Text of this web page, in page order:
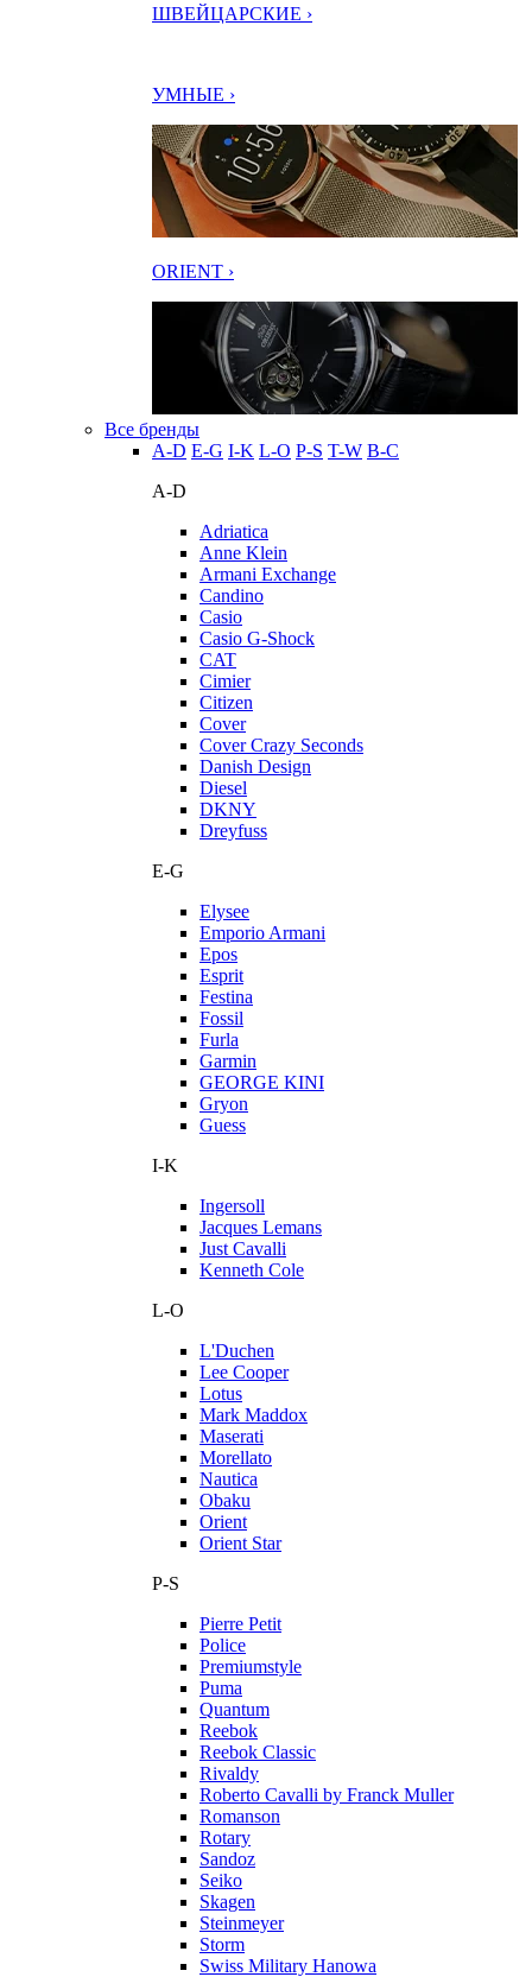
ШВЕЙЦАРСКИЕ ›
УМНЫЕ ›
ORIENT ›
Все бренды
A-D E-G I-K L-O P-S T-W В-С
A-D
Adriatica
Anne Klein
Armani Exchange
Candino
Casio
Casio G-Shock
CAT
Cimier
Citizen
Cover
Cover Crazy Seconds
Danish Design
Diesel
DKNY
Dreyfuss
E-G
Elysee
Emporio Armani
Epos
Esprit
Festina
Fossil
Furla
Garmin
GEORGE KINI
Gryon
Guess
I-K
Ingersoll
Jacques Lemans
Just Cavalli
Kenneth Cole
L-O
L'Duchen
Lee Cooper
Lotus
Mark Maddox
Maserati
Morellato
Nautica
Obaku
Orient
Orient Star
P-S
Pierre Petit
Police
Premiumstyle
Puma
Quantum
Reebok
Reebok Classic
Rivaldy
Roberto Cavalli by Franck Muller
Romanson
Rotary
Sandoz
Seiko
Skagen
Steinmeyer
Storm
Swiss Military Hanowa